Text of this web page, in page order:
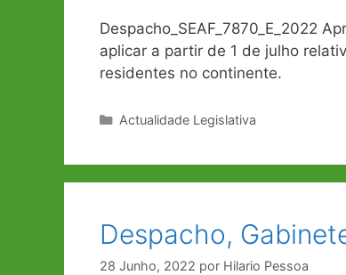
Despacho_SEAF_7870_E_2022
aplicar a partir de 1 de julho
residentes no continente.
Categorias
Actualidade Legislativa
Despacho,
28 Junho, 2022 por Hilario Pessoa